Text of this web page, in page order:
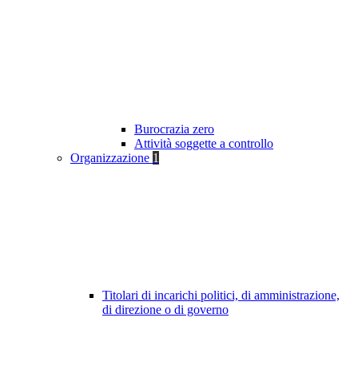
Burocrazia zero
Attività soggette a controllo
Organizzazione 1
Titolari di incarichi politici, di amministrazione,
di direzione o di governo